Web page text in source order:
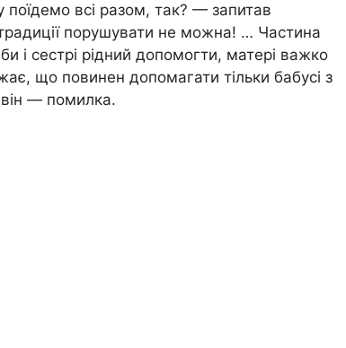
поїдемо всі разом, так? — запитав
порушувати не можна! … Частина
і сестрі рідний допомогти, матері важко
що повинен допомагати тільки бабусі з
він — помилка.